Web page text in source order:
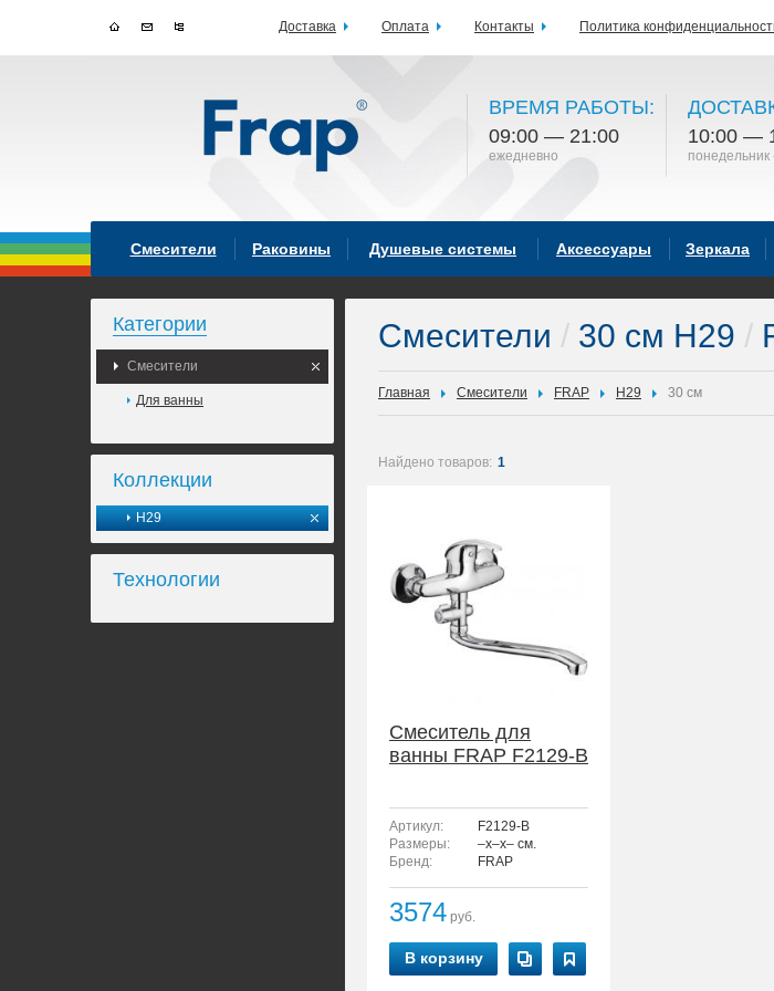
ВРЕМЯ РАБОТЫ:
09:00 — 21:00
ежедневно
10:00 —
понедельник
Смесители Раковины Душевые системы Аксессуары Зеркала
Категории
Смесители
Для ванны
Коллекции
H29
Технологии
Смесители / 30 см H29 /
Главная Смесители FRAP H29 30 см
Найдено товаров: 1
Смеситель для
ванны FRAP F2129-B
Артикул:
F2129-B
Размеры:
–x–x– см.
Бренд:
FRAP
3574 руб.
В корзину
Доставка Оплата Контакты Политика